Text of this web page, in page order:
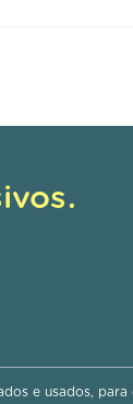
e usados,